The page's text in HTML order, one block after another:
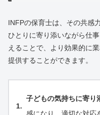
INFPの保育士は、その共感
ひとりに寄り添いながら仕
えることで、より効果的に
提供することができます。
子どもの気持ちに寄り